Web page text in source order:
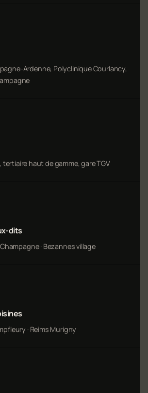
Ardenne, Polyclinique Courlancy,
haut de gamme, gare TGV
dits
· Bezannes village
· Reims Murigny